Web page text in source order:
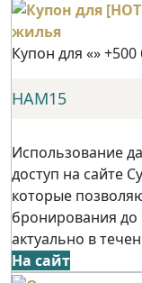
Купон для «»
НАМ15
Использование
доступ на сайте
которые
бронирования
актуально в
На сайт